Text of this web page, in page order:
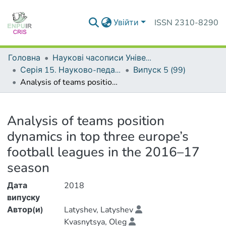
Увійти ISSN 2310-8290
Головна
Наукові часописи Університету
Серія 15. Науково-педагогічні проблеми фізичної культури (фізична культура і спорт)
Випуск 5 (99)
Analysis of teams position dynamics in top three europe’s football leagues in the 2016–17 season
Analysis of teams position
dynamics in top three europe’s
football leagues in the 2016–17
season
Дата
випуску
2018
Автор(и)
Latyshev, Latyshev
Kvasnytsya, Oleg